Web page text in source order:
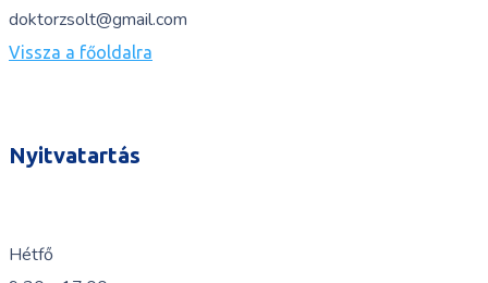
doktorzsolt@gmail.com
Vissza a főoldalra
Nyitvatartás
Hétfő